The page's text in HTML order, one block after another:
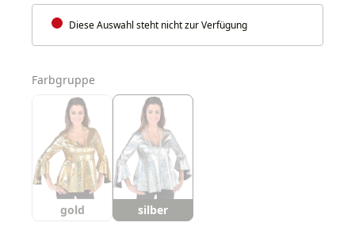
Diese Auswahl steht nicht zur Verfügung
Farbgruppe
gold silber